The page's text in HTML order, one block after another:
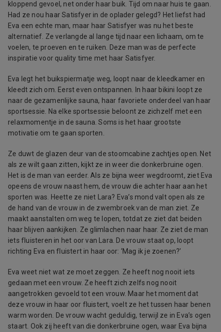
kloppend gevoel, net onder haar buik. Tijd om naar huis te gaan.
Had ze nou haar Satisfyer in de oplader gelegd? Het liefst had
Eva een echte man, maar haar Satisfyer was nu het beste
alternatief. Ze verlangde al lange tijd naar een lichaam, om te
voelen, te proeven en te ruiken. Deze man was de perfecte
inspiratie voor quality time met haar Satisfyer.
Eva legt het buikspiermatje weg, loopt naar de kleedkamer en
kleedt zich om. Eerst even ontspannen. In haar bikini loopt ze
naar de gezamenlijke sauna, haar favoriete onderdeel van haar
sportsessie. Na elke sportsessie beloont ze zichzelf met een
relaxmomentje in de sauna. Soms is het haar grootste
motivatie om te gaan sporten.
Ze duwt de glazen deur van de stoomcabine zachtjes open. Net
als ze wilt gaan zitten, kijkt ze in weer die donkerbruine ogen.
Het is de man van eerder. Als ze bijna weer wegdroomt, ziet Eva
opeens de vrouw naast hem, de vrouw die achter haar aan het
sporten was. Heette ze niet Lara? Eva’s mond valt open als ze
de hand van de vrouw in de zwembroek van de man ziet. Ze
maakt aanstalten om weg te lopen, totdat ze ziet dat beiden
haar blijven aankijken. Ze glimlachen naar haar. Ze ziet de man
iets fluisteren in het oor van Lara. De vrouw staat op, loopt
richting Eva en fluistert in haar oor: ‘Mag ik je zoenen?’
Eva weet niet wat ze moet zeggen. Ze heeft nog nooit iets
gedaan met een vrouw. Ze heeft zich zelfs nog nooit
aangetrokken gevoeld tot een vrouw. Maar het moment dat
deze vrouw in haar oor fluistert, voelt ze het tussen haar benen
warm worden. De vrouw wacht geduldig, terwijl ze in Eva’s ogen
staart. Ook zij heeft van die donkerbruine ogen, waar Eva bijna